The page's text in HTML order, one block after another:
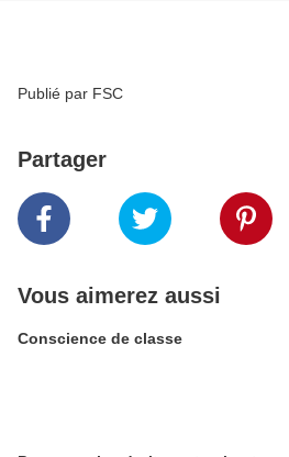
Publié par FSC
Partager
Vous aimerez aussi
Conscience de classe